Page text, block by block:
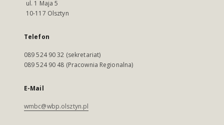
ul. 1 Maja 5
10-117 Olsztyn
Telefon
089 524 90 32 (sekretariat)
089 524 90 48 (Pracownia Regionalna)
E-Mail
wmbc@wbp.olsztyn.pl